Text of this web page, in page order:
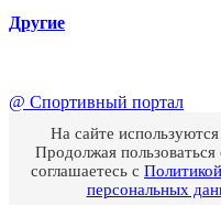
Другие
@ Спортивный портал
На сайте
Продолжая
соглашаетесь с
персональных